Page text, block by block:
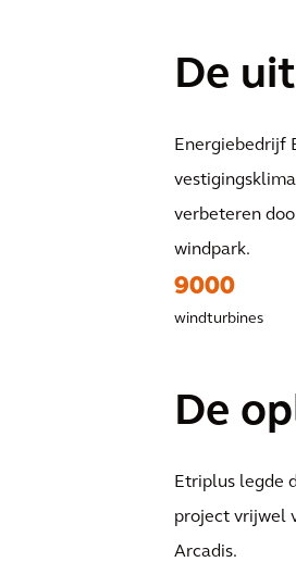
De
Energiebedrijf
verbeteren
windpark.
9000
windturbines
De
Etriplus legde
project vrijwel
Arcadis.